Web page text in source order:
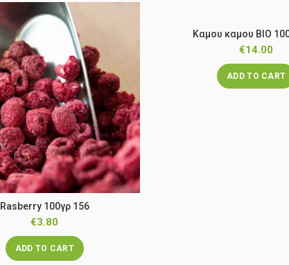
Rasberry 100γρ 156
€3.80
ADD TO CART
Καμου καμου ΒΙΟ
€14.00
ADD TO CART